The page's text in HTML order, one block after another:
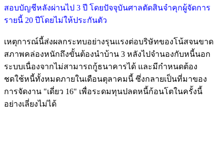
สอบบัญชีหลังผ่านไป 3 ปี โดยปัจจุบันศาลตัดสินจำคุกผู้จัดการ
รายนี้ 20 ปีโดยไม่ให้ประกันตัว
เหตุการณ์นี้ส่งผลกระทบอย่างรุนแรงต่อบริษัทของโน้สจนขาด
สภาพคล่องหนักถึงขั้นต้องนำบ้าน 3 หลังไปจำนองกับหนี้นอก
ระบบเนื่องจากไม่สามารถกู้ธนาคารได้ และมีกำหนดต้อง
ชดใช้หนี้ทั้งหมดภายในเดือนตุลาคมนี้ ซึ่งกลายเป็นที่มาของ
การจัดงาน "เดี่ยว 16" เพื่อระดมทุนปลดหนี้ก้อนโตในครั้งนี้
อย่างเลี่ยงไม่ได้